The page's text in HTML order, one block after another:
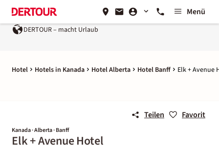
Menü
DERTOUR – macht Urlaub
Hotel Hotels in Kanada Hotel Alberta Hotel Banff Elk + Avenue
Teilen Favorit
Kanada · Alberta · Banff
Elk + Avenue Hotel